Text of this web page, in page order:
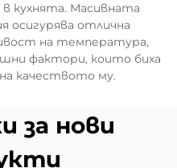
в кухнята. Масивната
осигурява отлична
на температура,
фактори, които биха
качеството му.
за нови